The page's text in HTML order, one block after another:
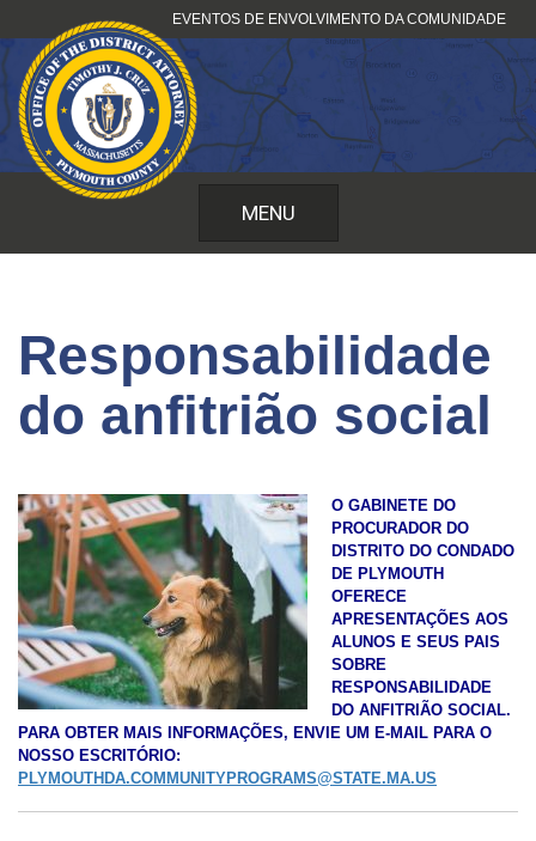
para
o
conteúdo
EVENTOS DE ENVOLVIMENTO DA COMUNIDADE
MENU
Responsabilidade
do anfitrião social
O GABINETE DO
PROCURADOR DO
DISTRITO DO CONDADO
DE PLYMOUTH
OFERECE
APRESENTAÇÕES AOS
ALUNOS E SEUS PAIS
SOBRE
RESPONSABILIDADE
DO ANFITRIÃO SOCIAL.
PARA OBTER MAIS INFORMAÇÕES, ENVIE UM E-MAIL PARA O
NOSSO ESCRITÓRIO:
PLYMOUTHDA.COMMUNITYPROGRAMS@STATE.MA.US